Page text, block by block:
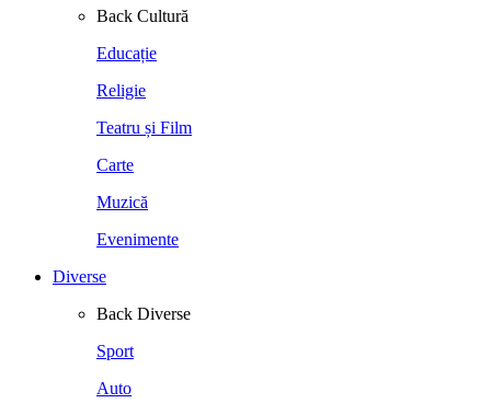
Back Cultură
Educație
Religie
Teatru și Film
Carte
Muzică
Evenimente
Diverse
Back Diverse
Sport
Auto